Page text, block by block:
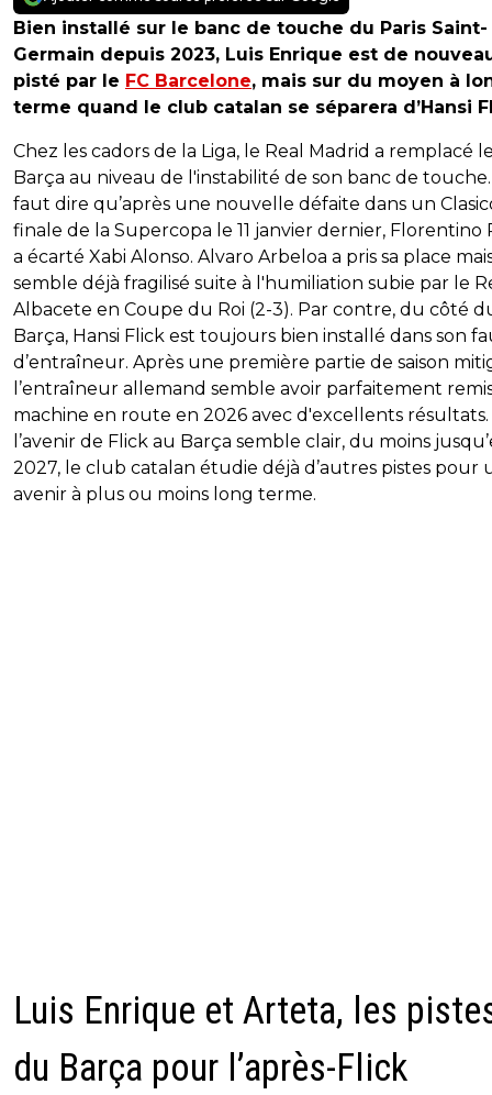
Bien installé sur le banc de touche du Paris Saint-
Germain depuis 2023, Luis Enrique est de
pisté par le FC Barcelone, mais sur du moyen à
terme quand le club catalan se séparera d’Hansi
Chez les cadors de la Liga, le Real Madrid a remplacé
Barça au niveau de l'instabilité de son banc de
faut dire qu’après une nouvelle défaite dans un
finale de la Supercopa le 11 janvier dernier, Florentino
a écarté Xabi Alonso. Alvaro Arbeloa a pris sa place
semble déjà fragilisé suite à l'humiliation subie par le
Albacete en Coupe du Roi (2-3). Par contre, du côté
Barça, Hansi Flick est toujours bien installé dans son
d’entraîneur. Après une première partie de saison
l’entraîneur allemand semble avoir parfaitement
machine en route en 2026 avec d'excellents résultats.
l’avenir de Flick au Barça semble clair, du moins
2027, le club catalan étudie déjà d’autres pistes pour
avenir à plus ou moins long terme.
Luis Enrique et Arteta, les
du Barça pour l’après-Flick